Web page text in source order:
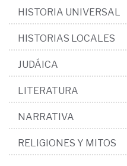
HISTORIA UNIVERSAL
HISTORIAS LOCALES
JUDÁICA
LITERATURA
NARRATIVA
RELIGIONES Y MITOS